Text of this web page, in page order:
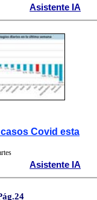
Asistente IA
Covid esta
Asistente IA